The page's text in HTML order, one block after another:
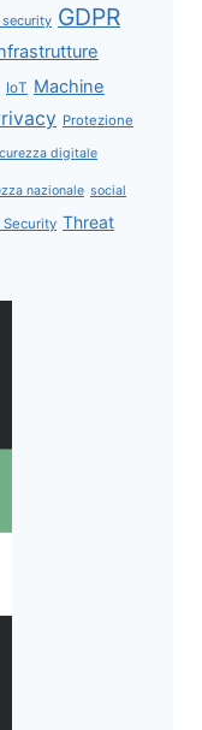
GDPR
IoT Machine
Protezione
digitale
nazionale social
Security Threat